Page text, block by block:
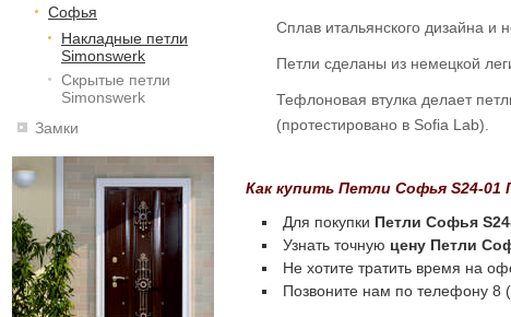
Софья
Накладные петли
Simonswerk
Скрытые петли
Simonswerk
Замки
Сплав итальянского дизайна и
Петли сделаны из немецкой
Тефлоновая втулка делает
(протестировано в Sofia Lab).
Как купить Петли Софья S24-01
Для покупки Петли Софья
Узнать точную цену Петли
Не хотите тратить время на
Позвоните нам по телефону 8